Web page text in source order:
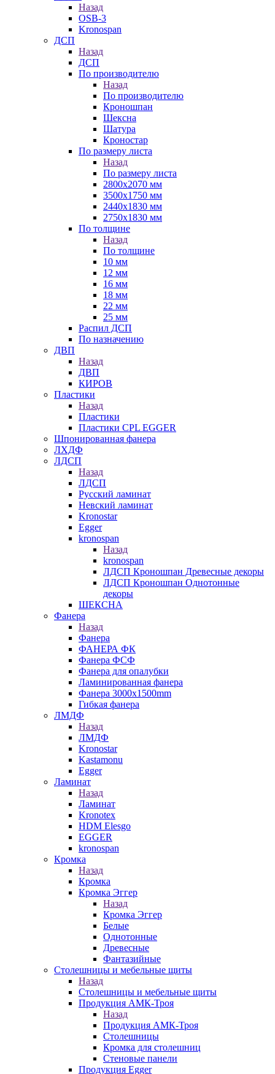
Назад
OSB-3
Kronospan
ДСП
Назад
ДСП
По производителю
Назад
По производителю
Кроношпан
Шексна
Шатура
Кроностар
По размеру листа
Назад
По размеру листа
2800х2070 мм
3500х1750 мм
2440х1830 мм
2750х1830 мм
По толщине
Назад
По толщине
10 мм
12 мм
16 мм
18 мм
22 мм
25 мм
Распил ДСП
По назначению
ДВП
Назад
ДВП
КИРОВ
Пластики
Назад
Пластики
Пластики CPL EGGER
Шпонированная фанера
ЛХДФ
ЛДСП
Назад
ЛДСП
Русский ламинат
Невский ламинат
Kronostar
Egger
kronospan
Назад
kronospan
ЛДСП Кроношпан Древесные декоры
ЛДСП Кроношпан Однотонные
декоры
ШЕКСНА
Фанера
Назад
Фанера
ФАНЕРА ФК
Фанера ФСФ
Фанера для опалубки
Ламинированная фанера
Фанера 3000х1500mm
Гибкая фанера
ЛМДФ
Назад
ЛМДФ
Kronostar
Kastamonu
Egger
Ламинат
Назад
Ламинат
Kronotex
HDM Elesgo
EGGER
kronospan
Кромка
Назад
Кромка
Кромка Эггер
Назад
Кромка Эггер
Белые
Однотонные
Древесные
Фантазийные
Столешницы и мебельные щиты
Назад
Столешницы и мебельные щиты
Продукция АМК-Троя
Назад
Продукция АМК-Троя
Столешницы
Кромка для столешниц
Стеновые панели
Продукция Egger